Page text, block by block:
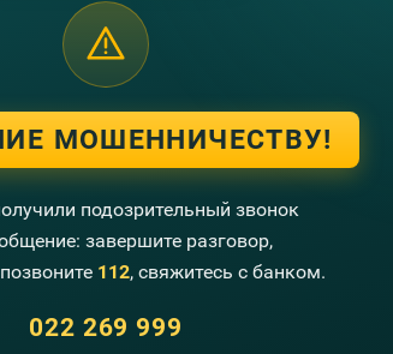
1004604003208
1004606001633
1004606005413
1004611001514
1004611005006
1005600007205
1005600021032
de insolvabilitate
МОШЕННИЧЕСТВУ!
подозрительный звонок
завершите разговор,
112, свяжитесь с банком.
022 269 999